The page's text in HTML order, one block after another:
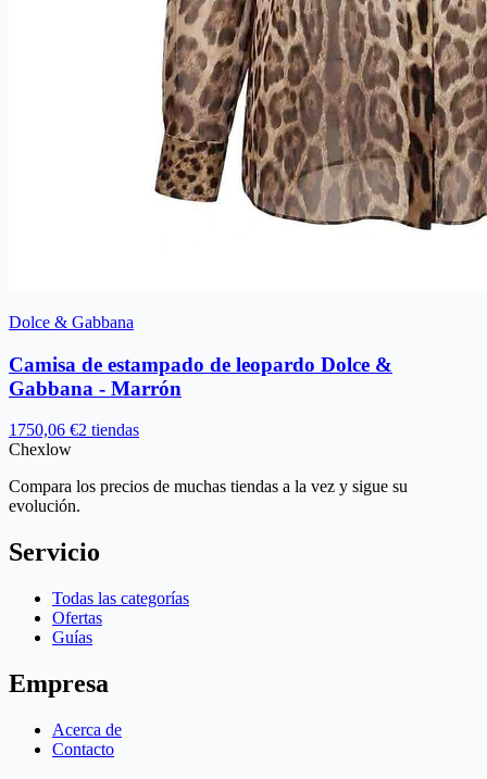
Dolce & Gabbana
Camisa de estampado de leopardo Dolce &
Gabbana - Marrón
1750,06 €2 tiendas
Chexlow
Compara los precios de muchas tiendas a la vez y sigue su
evolución.
Servicio
Todas las categorías
Ofertas
Guías
Empresa
Acerca de
Contacto